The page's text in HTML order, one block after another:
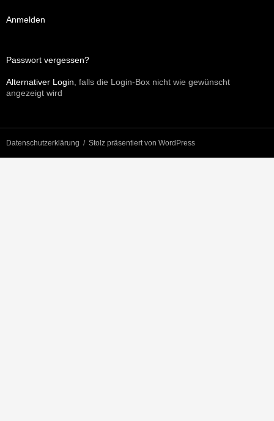
Anmelden
Passwort vergessen?
Alternativer Login , falls die Login-Box nicht wie gewünscht
angezeigt wird
Datenschutzerklärung Stolz präsentiert von WordPress